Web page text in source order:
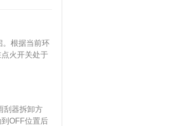
。根据当前环
火开关处于
开关照明和
灯的近光，
状态时，白
刮器拆卸方
OFF位置后